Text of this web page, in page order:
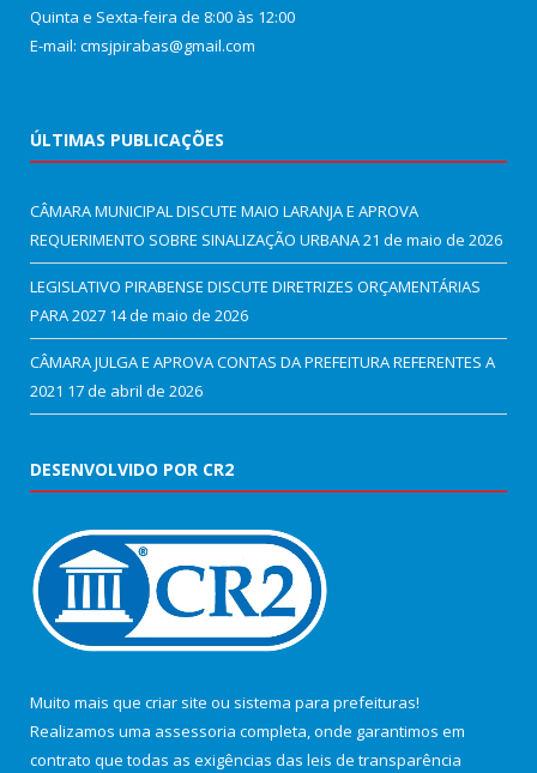
Quinta e Sexta-feira de 8:00 às 12:00
E-mail: cmsjpirabas@gmail.com
ÚLTIMAS PUBLICAÇÕES
CÂMARA MUNICIPAL DISCUTE MAIO LARANJA E APROVA
REQUERIMENTO SOBRE SINALIZAÇÃO URBANA21 de maio de 2026
LEGISLATIVO PIRABENSE DISCUTE DIRETRIZES ORÇAMENTÁRIAS
PARA 2027 14 de maio de 2026
CÂMARA JULGA E APROVA CONTAS DA PREFEITURA REFERENTES A
2021 17 de abril de 2026
DESENVOLVIDO POR CR2
Muito mais que criar site ou sistema para prefeituras!
Realizamos uma assessoria completa, onde garantimos em
contrato que todas as exigências das leis de transparência